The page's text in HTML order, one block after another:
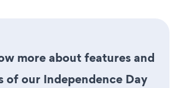
more about features and
of our Independence Day